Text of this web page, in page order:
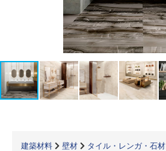
建築材料 壁材 タイル・レンガ・石材